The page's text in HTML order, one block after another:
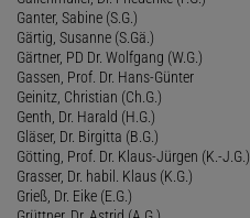
Ganter, Sabine (S.G.)
Gärtig, Susanne (S.Gä.)
Gärtner, PD Dr. Wolfgang (W.G.)
Gassen, Prof. Dr. Hans-Günter
Geinitz, Christian (Ch.G.)
Genth, Dr. Harald (H.G.)
Gläser, Dr. Birgitta (B.G.)
Götting, Prof. Dr. Klaus-Jürgen (K.-J.G.)
Grasser, Dr. habil. Klaus (K.G.)
Grieß, Dr. Eike (E.G.)